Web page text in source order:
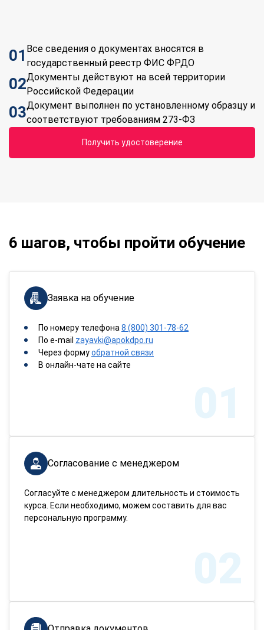
01 Все сведения о документах вносятся в
государственный реестр ФИС ФРДО
02Документы действуют на всей территории
Российской Федерации
03Документ выполнен по установленному образцу и
соответствуют требованиям 273-ФЗ
Получить удостоверение
6 шагов, чтобы пройти обучение
Заявка на обучение
По номеру телефона 8 (800) 301-78-62
По e-mail zayavki@apokdpo.ru
Через формуобратной связи
В онлайн-чате на сайте
01
Согласование с менеджером
Согласуйте с менеджером длительность и стоимость
курса. Если необходимо, можем составить для вас
персональную программу.
02